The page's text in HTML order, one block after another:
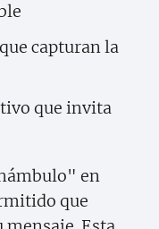
capturan la
que invita
en
que